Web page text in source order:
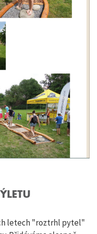
letech "roztrhl pytel"